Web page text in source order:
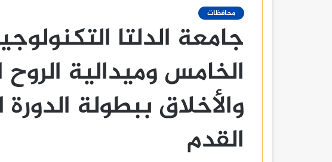
محافظات
جامعة الدلتا
الخامس وميدالية الروح
والأخلاق ببطولة الدورة
القدم